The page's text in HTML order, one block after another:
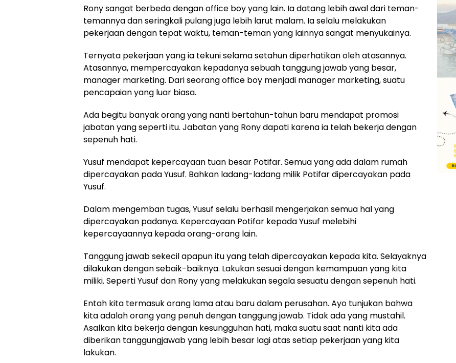
Rony sangat berbeda dengan office boy yang lain. Ia datang lebih awal dari teman-
temannya dan seringkali pulang juga lebih larut malam. Ia selalu melakukan
pekerjaan dengan tepat waktu, teman-teman yang lainnya sangat menyukainya.
Ternyata pekerjaan yang ia tekuni selama setahun diperhatikan oleh atasannya.
Atasannya, mempercayakan kepadanya sebuah tanggung jawab yang besar,
manager marketing. Dari seorang office boy menjadi manager marketing, suatu
pencapaian yang luar biasa.
Ada begitu banyak orang yang nanti bertahun-tahun baru mendapat promosi
jabatan yang seperti itu. Jabatan yang Rony dapati karena ia telah bekerja dengan
sepenuh hati.
Yusuf mendapat kepercayaan tuan besar Potifar. Semua yang ada dalam rumah
dipercayakan pada Yusuf. Bahkan ladang-ladang milik Potifar dipercayakan pada
Yusuf.
Dalam mengemban tugas, Yusuf selalu berhasil mengerjakan semua hal yang
dipercayakan padanya. Kepercayaan Potifar kepada Yusuf melebihi
kepercayaannya kepada orang-orang lain.
Tanggung jawab sekecil apapun itu yang telah dipercayakan kepada kita. Selayaknya
dilakukan dengan sebaik-baiknya. Lakukan sesuai dengan kemampuan yang kita
miliki. Seperti Yusuf dan Rony yang melakukan segala sesuatu dengan sepenuh hati.
Entah kita termasuk orang lama atau baru dalam perusahan. Ayo tunjukan bahwa
kita adalah orang yang penuh dengan tanggung jawab. Tidak ada yang mustahil.
Asalkan kita bekerja dengan kesungguhan hati, maka suatu saat nanti kita ada
diberikan tanggungjawab yang lebih besar lagi atas setiap pekerjaan yang kita
lakukan.